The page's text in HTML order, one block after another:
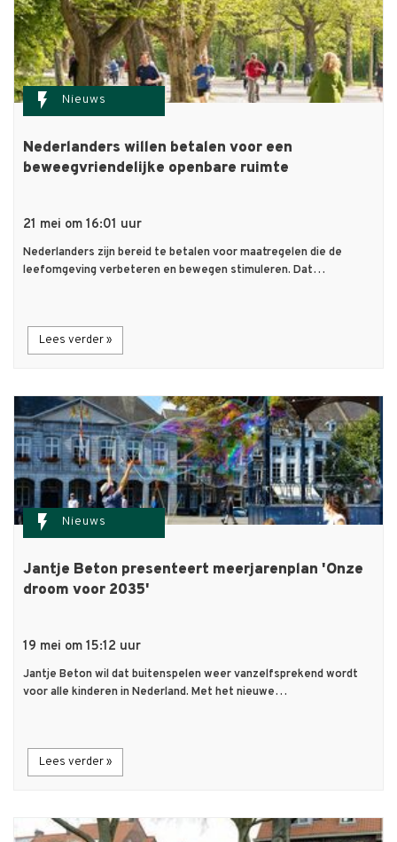
flash_on Nieuws
Nederlanders willen betalen voor een
beweegvriendelijke openbare ruimte
21 mei om 16:01 uur
Nederlanders zijn bereid te betalen voor maatregelen die de
leefomgeving verbeteren en bewegen stimuleren. Dat…
Lees verder »
flash_on Nieuws
Jantje Beton presenteert meerjarenplan 'Onze
droom voor 2035'
19 mei om 15:12 uur
Jantje Beton wil dat buitenspelen weer vanzelfsprekend wordt
voor alle kinderen in Nederland. Met het nieuwe…
Lees verder »